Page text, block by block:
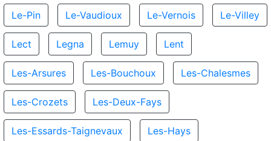
Le-Pin Le-Vaudioux Le-Vernois Le-Villey
Lect Legna Lemuy Lent
Les-Arsures Les-Bouchoux Les-Chalesmes
Les-Crozets Les-Deux-Fays
Les-Essards-Taignevaux Les-Hays